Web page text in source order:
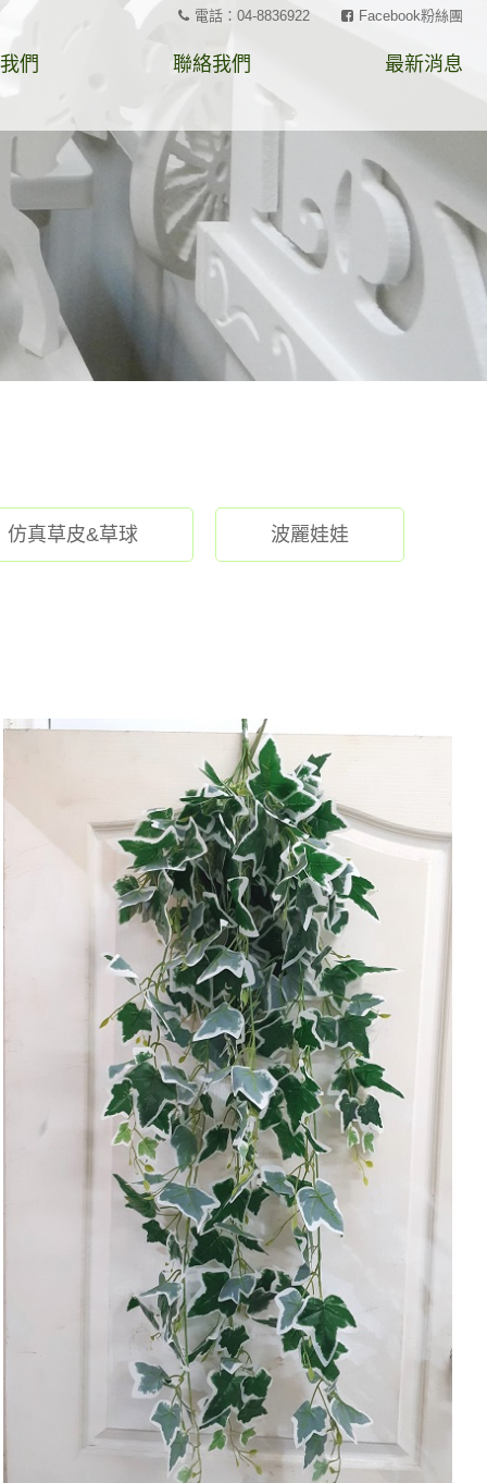
電話：04-8836922 Facebook粉絲團
們 聯絡我們 最新消息
仿真草皮&草球 波麗娃娃